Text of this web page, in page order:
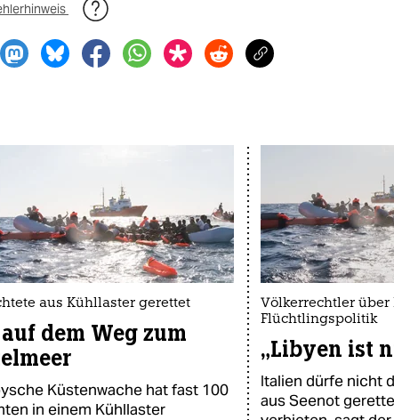
aus Kühllaster gerettet
dem Weg zum
Küstenwache hat fast 100
in einem Kühllaster
Völkerrechtler über
Flüchtlingspolitik
„Libyen ist
Italien dürfe nicht
aus Seenot